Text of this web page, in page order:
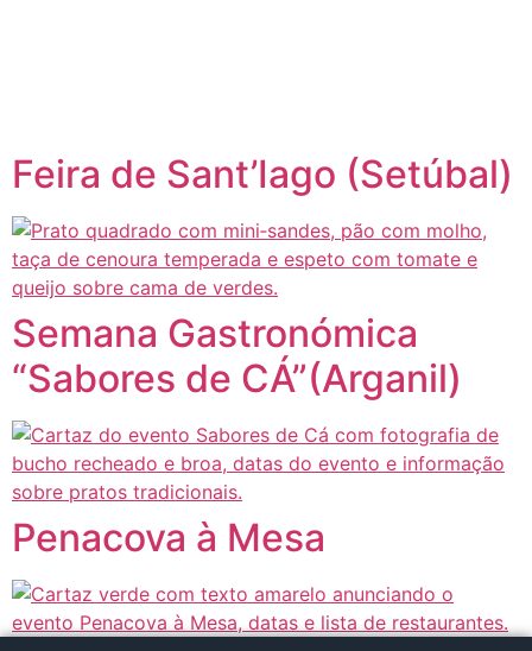
Feira de Sant’Iago (Setúbal)
Semana Gastronómica
“Sabores de CÁ”(Arganil)
Penacova à Mesa